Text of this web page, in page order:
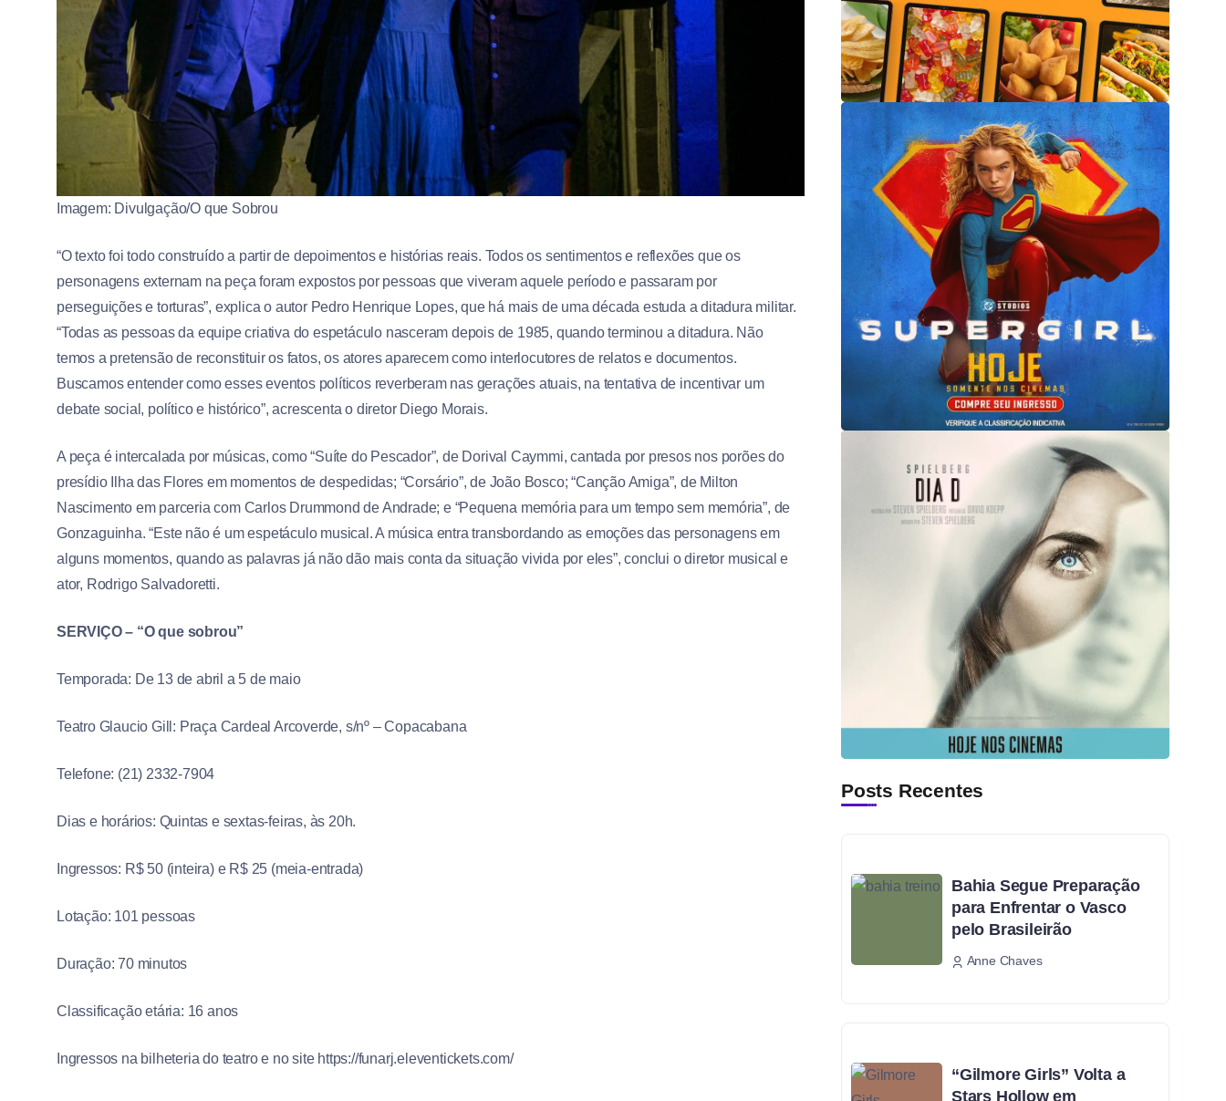
Imagem: Divulgação/O que Sobrou
“O texto foi todo construído a partir de depoimentos e histórias reais. Todos os sentimentos e reflexões que os
personagens externam na peça foram expostos por pessoas que viveram aquele período e passaram por
perseguições e torturas”, explica o autor Pedro Henrique Lopes, que há mais de uma década estuda a ditadura militar.
“Todas as pessoas da equipe criativa do espetáculo nasceram depois de 1985, quando terminou a ditadura. Não
temos a pretensão de reconstituir os fatos, os atores aparecem como interlocutores de relatos e documentos.
Buscamos entender como esses eventos políticos reverberam nas gerações atuais, na tentativa de incentivar um
debate social, político e histórico”, acrescenta o diretor Diego Morais.
A peça é intercalada por músicas, como “Suíte do Pescador”, de Dorival Caymmi, cantada por presos nos porões do
presídio Ilha das Flores em momentos de despedidas; “Corsário”, de João Bosco; “Canção Amiga”, de Milton
Nascimento em parceria com Carlos Drummond de Andrade; e “Pequena memória para um tempo sem memória”, de
Gonzaguinha. “Este não é um espetáculo musical. A música entra transbordando as emoções das personagens em
alguns momentos, quando as palavras já não dão mais conta da situação vivida por eles”, conclui o diretor musical e
ator, Rodrigo Salvadoretti.
SERVIÇO – “O que sobrou”
Temporada: De 13 de abril a 5 de maio
Teatro Glaucio Gill: Praça Cardeal Arcoverde, s/nº – Copacabana
Telefone: (21) 2332-7904
Dias e horários: Quintas e sextas-feiras, às 20h.
Ingressos: R$ 50 (inteira) e R$ 25 (meia-entrada)
Lotação: 101 pessoas
Duração: 70 minutos
Classificação etária: 16 anos
Ingressos na bilheteria do teatro e no site https://funarj.eleventickets.com/
Posts Recentes
Bahia Segue Preparação
para Enfrentar o Vasco
pelo Brasileirão
Anne Chaves
“Gilmore Girls” Volta a
Stars Hollow em